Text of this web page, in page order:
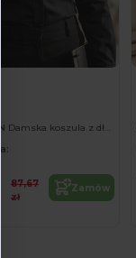
MOSCU WOMAN Damska koszula z długim rękawem wykonana z elastycznego materiału
87,67
zł
Zamów